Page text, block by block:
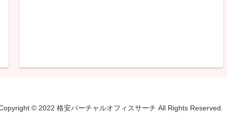
© 2022 格安バーチャルオフィスサーチ All Rights Reserved.